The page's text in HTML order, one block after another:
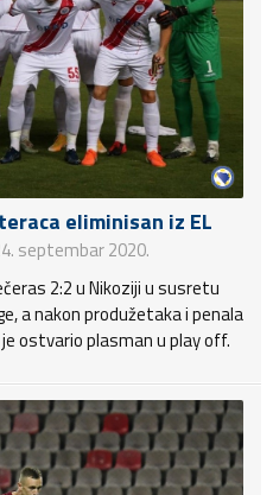
eliminisan iz EL
septembar 2020.
2:2 u Nikoziji u susretu
a nakon produžetaka i penala
ostvario plasman u play off.